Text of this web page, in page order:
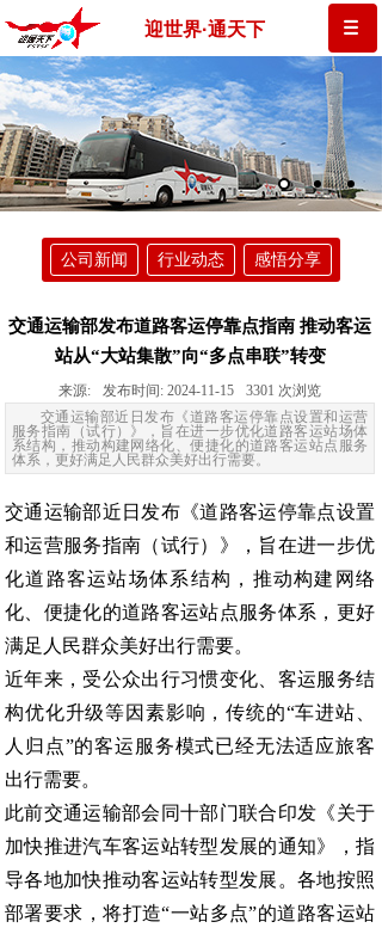
迎世界·通天下
公司新闻 行业动态 感悟分享
交通运输部发布道路客运停靠点指南 推动客运
站从“大站集散”向“多点串联”转变
来源: 发布时间: 2024-11-15 3301 次浏览
交通运输部近日发布《道路客运停靠点设置和运营
服务指南（试行）》，旨在进一步优化道路客运站场体
系结构，推动构建网络化、便捷化的道路客运站点服务
体系，更好满足人民群众美好出行需要。
交通运输部近日发布《道路客运停靠点设置
和运营服务指南（试行）》，旨在进一步优
化道路客运站场体系结构，推动构建网络
化、便捷化的道路客运站点服务体系，更好
满足人民群众美好出行需要。
近年来，受公众出行习惯变化、客运服务结
构优化升级等因素影响，传统的“车进站、
人归点”的客运服务模式已经无法适应旅客
出行需要。
此前交通运输部会同十部门联合印发《关于
加快推进汽车客运站转型发展的通知》，指
导各地加快推动客运站转型发展。各地按照
部署要求，将打造“一站多点”的道路客运站